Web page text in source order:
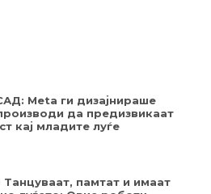
Meta ги дизајнираше
да предизвикаат
кај младите луѓе
памтат и имаат